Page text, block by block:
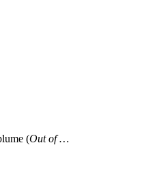
(Out of …